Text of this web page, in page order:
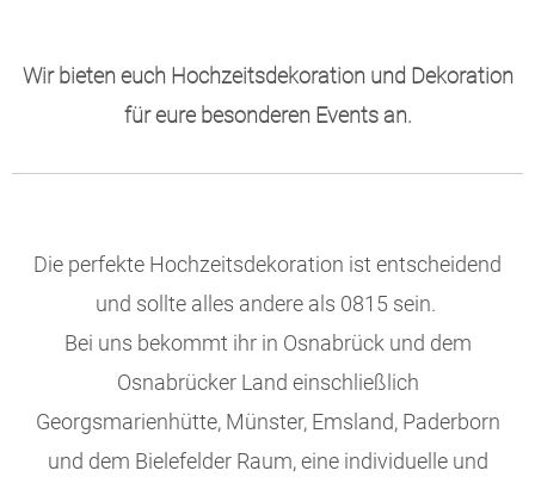
Wir bieten euch Hochzeitsdekoration und Dekoration
für eure besonderen Events an.
Die perfekte Hochzeitsdekoration ist entscheidend
und sollte alles andere als 0815 sein.
Bei uns bekommt ihr in Osnabrück und dem
Osnabrücker Land einschließlich
Georgsmarienhütte, Münster, Emsland, Paderborn
und dem Bielefelder Raum, eine individuelle und